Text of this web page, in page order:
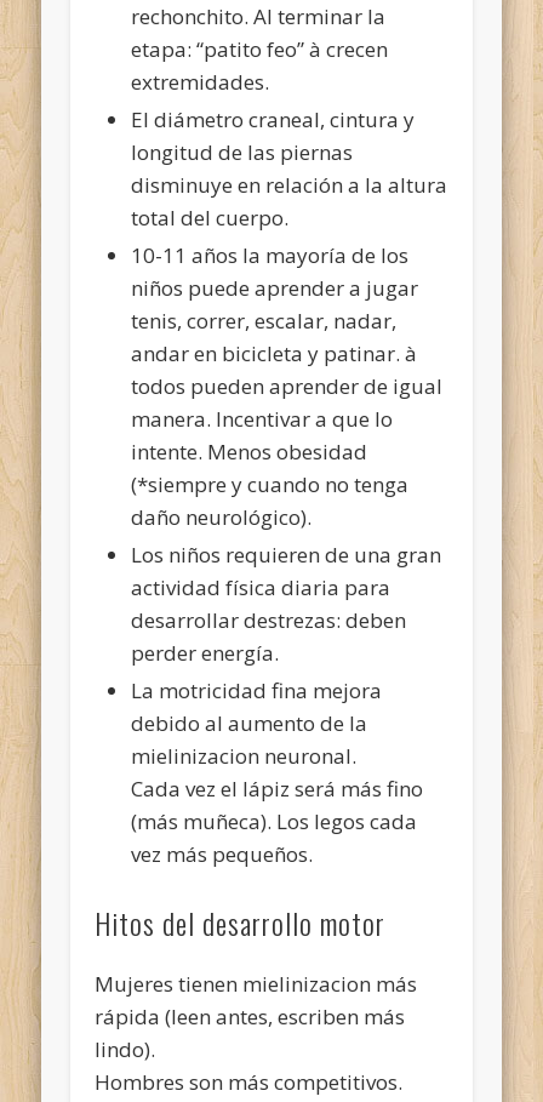
rechonchito. Al terminar la
etapa: “patito feo” à crecen
extremidades.
El diámetro craneal, cintura y
longitud de las piernas
disminuye en relación a la altura
total del cuerpo.
10-11 años la mayoría de los
niños puede aprender a jugar
tenis, correr, escalar, nadar,
andar en bicicleta y patinar. à
todos pueden aprender de igual
manera. Incentivar a que lo
intente. Menos obesidad
(*siempre y cuando no tenga
daño neurológico).
Los niños requieren de una gran
actividad física diaria para
desarrollar destrezas: deben
perder energía.
La motricidad fina mejora
debido al aumento de la
mielinizacion neuronal.
Cada vez el lápiz será más fino
(más muñeca). Los legos cada
vez más pequeños.
Hitos del desarrollo motor
Mujeres tienen mielinizacion más
rápida (leen antes, escriben más
lindo).
Hombres son más competitivos.